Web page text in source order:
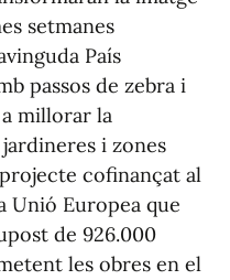
setmanes
País
passos de zebra i
millorar la
i zones
cofinançat al
Unió Europea que
de 926.000
les obres en el